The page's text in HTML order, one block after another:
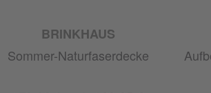
BRINKHAUS
Sommer-Naturfaserdecke